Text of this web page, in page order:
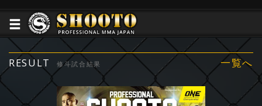
RESULT 修斗試合結果 一覧へ